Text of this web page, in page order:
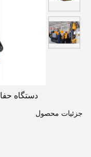
دستگاه
جزئیات محصول